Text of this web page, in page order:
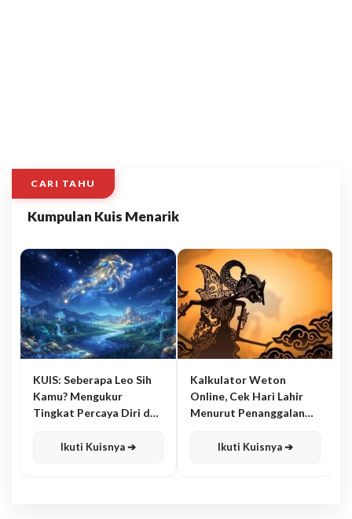
CARI TAHU
Kumpulan Kuis Menarik
KUIS: Seberapa Leo Sih
Kamu? Mengukur
Tingkat Percaya Diri dan
Ikuti Kuisnya ➔
Kalkulator Weton
Online, Cek Hari Lahir
Menurut Penanggalan
Ikuti Kuisnya ➔